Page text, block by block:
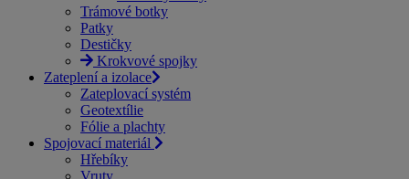
Trámové botky
Patky
Destičky
Krokvové spojky
Zateplení a izolace
Zateplovací systém
Geotextílie
Fólie a plachty
Spojovací materiál
Hřebíky
Vruty